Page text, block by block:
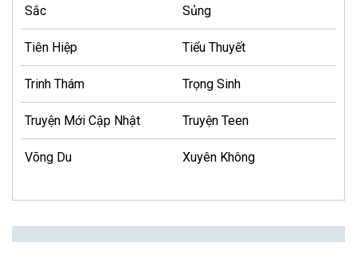
Sắc Sủng
Tiên Hiệp Tiểu Thuyết
Trinh Thám Trọng Sinh
Truyện Mới Cập Nhật Truyện Teen
Võng Du Xuyên Không